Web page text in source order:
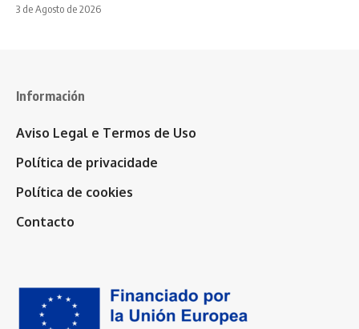
3 de Agosto de 2026
Información
Aviso Legal e Termos de Uso
Política de privacidade
Política de cookies
Contacto